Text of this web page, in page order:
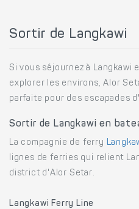
Sortir de Langkawi
Si vous séjournez à Langkawi
explorer les environs, Alor
parfaite pour des escapades
Sortir de Langkawi en
La compagnie de ferry
lignes de ferries qui relient
district d'Alor Setar.
Langkawi Ferry Line